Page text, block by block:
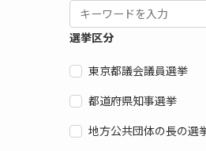
選挙区分
東京都議会議員選挙
都道府県知事選挙
地方公共団体の長の選